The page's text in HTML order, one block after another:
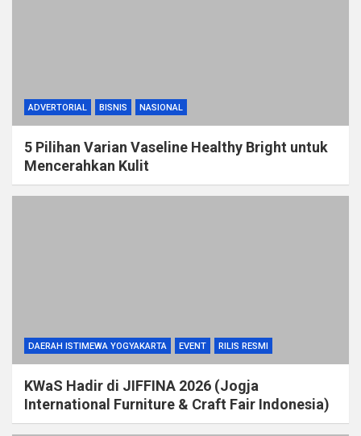
ADVERTORIAL BISNIS NASIONAL
5 Pilihan Varian Vaseline Healthy Bright untuk
Mencerahkan Kulit
DAERAH ISTIMEWA YOGYAKARTA EVENT RILIS RESMI
KWaS Hadir di JIFFINA 2026 (Jogja
International Furniture & Craft Fair Indonesia)